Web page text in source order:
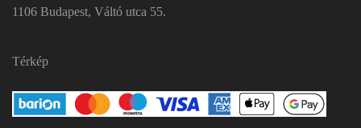
1106 Budapest, Váltó utca 55.
Térkép